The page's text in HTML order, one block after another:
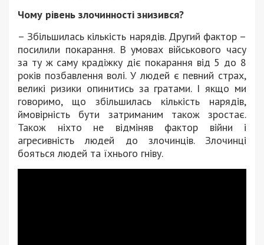
Чому рівень злочинності знизився?
– Збільшилась кількість нарядів. Другий фактор –
посилили покарання. В умовах військового часу
за ту ж саму крадіжку діє покарання від 5 до 8
років позбавлення волі. У людей є певний страх,
великі ризики опинитись за гратами. І якщо ми
говоримо, що збільшилась кількість нарядів,
ймовірність бути затриманим також зростає.
Також ніхто не відміняв фактор війни і
агресивність людей до злочинців. Злочинці
бояться людей та їхнього гніву.